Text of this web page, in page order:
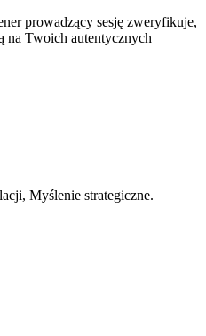
prowadzący sesję zweryfikuje,
na Twoich autentycznych
Myślenie strategiczne.